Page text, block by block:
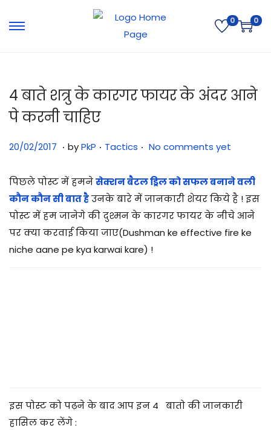
0 0
4 बाते शत्रु के कारगर फायर के अंदर आने
पे करनी चाहिए
Posted on
20/02/2017 3
/
0
7
/
2
. byPkP . Posted in
Tactics . No comments yet
पिछले पोस्ट में हमनेसेक्शन बैटल ड्रिल को सफल बनाने वली
कौन कौन सी बात हैउनके बारे में जानकारी शेयर किये है ! इस
पोस्ट में हम जानेगे की दुश्मन के कारगर फायर के नीचे आने
पर क्या करवाई किया जाए(Dushman ke effective fire ke
niche aane pe kya karwai kare) !
इस पोस्ट को पढ़ने के बाद आप इन 4 बातो की जानकारी
हासिल कर लेंगे :